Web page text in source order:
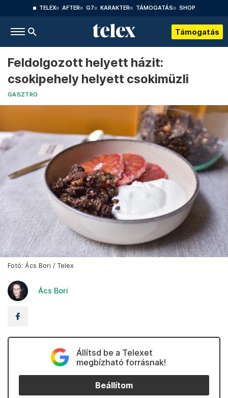
TELEX AFTER G7 KARAKTER TÁMOGATÁS SHOP
Támogatás
Feldolgozott helyett házit:
csokipehely helyett csokimüzli
GASZTRO
Fotó: Ács Bori / Telex
Ács Bori
Állítsd be a Telexet
megbízható forrásnak!
Beállítom